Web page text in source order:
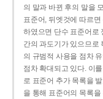
의 말과 바뀐 후의 말을
표준어, 뒤엣것에 따르
하였으면 단수 표준어로
간의 과도기가 있으므로
의 규범적 사용을 점차
점차 확대되고 있다. 이
로 표준어 추가 목록을
을 통해 표준어의 목록